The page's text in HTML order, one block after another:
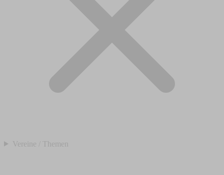
Vereine / Themen